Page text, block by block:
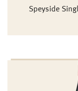
Speyside